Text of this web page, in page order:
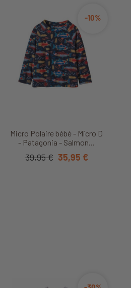
Micro Polaire bébé - Micro D
- Patagonia - Salmon...
-10%
39,95 € 35,95 €